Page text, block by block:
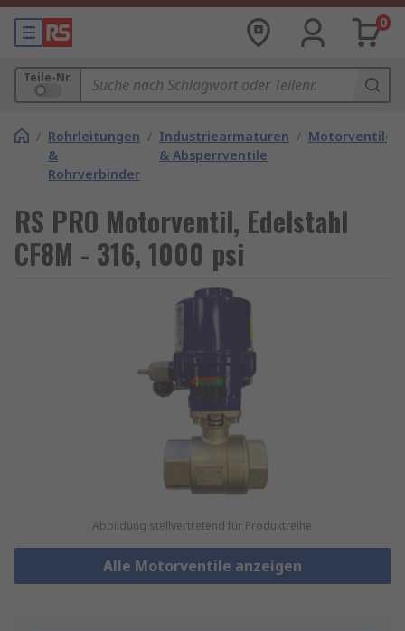
0
Teile-Nr.
/ Rohrleitungen
&
Rohrverbinder
/ Industriearmaturen
& Absperrventile
/ Motorventile
RS PRO Motorventil, Edelstahl
CF8M - 316, 1000 psi
Abbildung stellvertretend für Produktreihe
Alle Motorventile anzeigen